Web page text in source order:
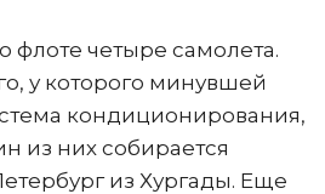
флоте четыре самолета.
у которого минувшей
кондиционирования,
из них собирается
из Хургады. Еще